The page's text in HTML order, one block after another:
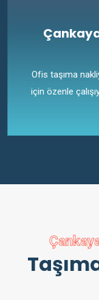
Ofis taşıma
için özenle